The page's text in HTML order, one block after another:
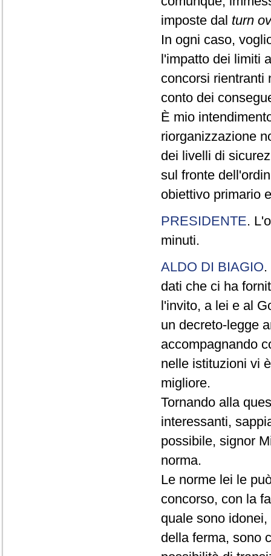
imposte dal turn
In ogni caso,
l'impatto dei limiti
concorsi rientranti
conto dei
È mio
riorganizzazione
dei livelli di
sul fronte
obiettivo primario
PRESIDENTE.
minuti.
ALDO DI BIAGIO
dati che ci ha
l'invito, a lei e al
un decreto-legge
accompagnando
nelle istituzioni vi
migliore.
Tornando alla
interessanti,
possibile, signor
norma.
Le norme lei le
concorso, con la
quale sono
della ferma, sono